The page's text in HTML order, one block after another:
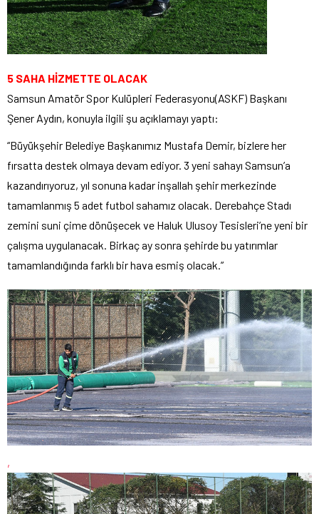
5 SAHA HİZMETTE OLACAK
Samsun Amatör Spor Kulüpleri Federasyonu(ASKF) Başkanı
Şener Aydın, konuyla ilgili şu açıklamayı yaptı:
“Büyükşehir Belediye Başkanımız Mustafa Demir, bizlere her
fırsatta destek olmaya devam ediyor. 3 yeni sahayı Samsun’a
kazandırıyoruz, yıl sonuna kadar inşallah şehir merkezinde
tamamlanmış 5 adet futbol sahamız olacak. Derebahçe Stadı
zemini suni çime dönüşecek ve Haluk Ulusoy Tesisleri’ne yeni bir
çalışma uygulanacak. Birkaç ay sonra şehirde bu yatırımlar
tamamlandığında farklı bir hava esmiş olacak.”
,